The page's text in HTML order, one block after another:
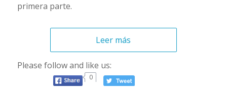
primera parte.
Leer más
Please follow and like us:
0